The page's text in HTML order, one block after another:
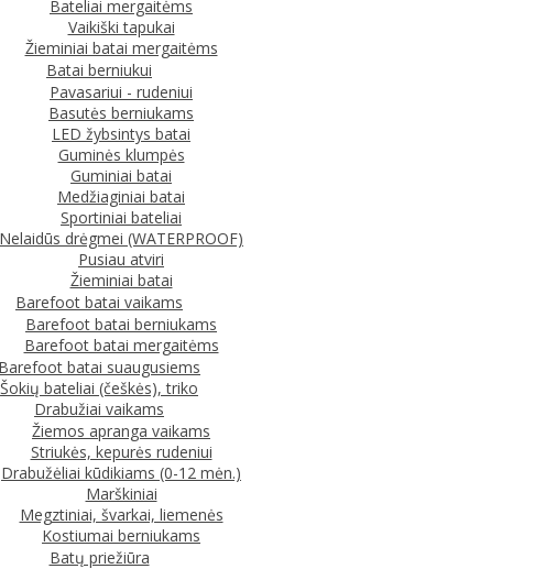
Bateliai mergaitėms
Vaikiški tapukai
Žieminiai batai mergaitėms
Batai berniukui
Pavasariui - rudeniui
Basutės berniukams
LED žybsintys batai
Guminės klumpės
Guminiai batai
Medžiaginiai batai
Sportiniai bateliai
Nelaidūs drėgmei (WATERPROOF)
Pusiau atviri
Žieminiai batai
Barefoot batai vaikams
Barefoot batai berniukams
Barefoot batai mergaitėms
Barefoot batai suaugusiems
Šokių bateliai (češkės), triko
Drabužiai vaikams
Žiemos apranga vaikams
Striukės, kepurės rudeniui
Drabužėliai kūdikiams (0-12 mėn.)
Marškiniai
Megztiniai, švarkai, liemenės
Kostiumai berniukams
Batų priežiūra